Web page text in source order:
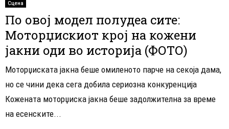
Сцена
По овој модел полудеа сите:
Моторџискиот крој на кожени
јакни оди во историја (ФОТО)
Моторџиската јакна беше омиленото парче на секоја дама,
но се чини дека сега добила сериозна конкуренција
Кожената моторџиска јакна беше задолжителна за време
на есенските...